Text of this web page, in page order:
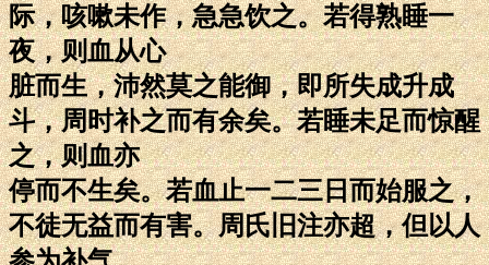
际，咳嗽未作，急急饮之。若得熟睡一
夜，则血从心
脏而生，沛然莫之能御，即所失成升成
斗，周时补之而有余矣。若睡未足而惊醒
之，则血亦
停而不生矣。若血止一二三日而始服之，
不徒无益而有害。周氏旧注亦超，但以人